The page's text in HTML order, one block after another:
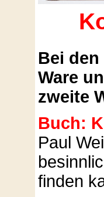
Bei
Ware
zweite
Buch:
Paul
finden